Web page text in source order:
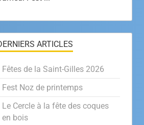
ARTICLES
Fêtes de la Saint-Gilles 2026
Fest Noz de printemps
Le Cercle à la fête des coques
en bois